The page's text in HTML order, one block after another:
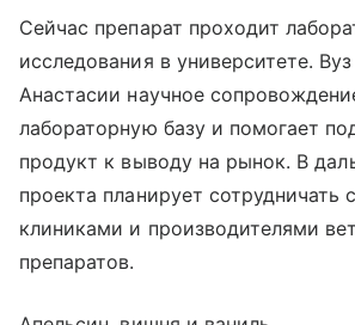
Сейчас препарат проходит
исследования в университете.
Анастасии научное
лабораторную базу и помогает
продукт к выводу на рынок. В
проекта планирует сотрудничать
клиниками и производителями
препаратов.